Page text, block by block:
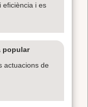
eficiència i es
popular
actuacions de